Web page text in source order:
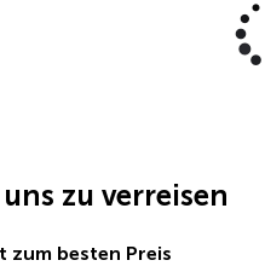
zu verreisen
zum besten Preis